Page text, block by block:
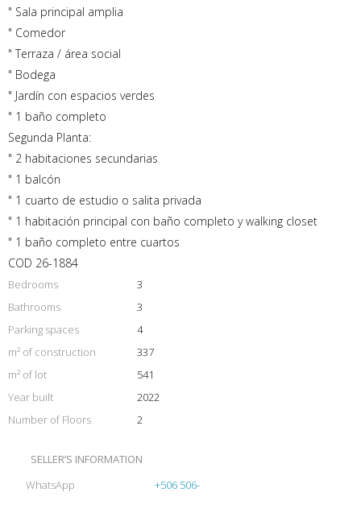
" Sala principal amplia
" Comedor
" Terraza / área social
" Bodega
" Jardín con espacios verdes
" 1 baño completo
Segunda Planta:
" 2 habitaciones secundarias
" 1 balcón
" 1 cuarto de estudio o salita privada
" 1 habitación principal con baño completo y walking closet
" 1 baño completo entre cuartos
COD 26-1884
Bedrooms
3
Bathrooms
3
Parking spaces
4
m² of construction
337
m² of lot
541
Year built
2022
Number of Floors
2
SELLER’S INFORMATION
WhatsApp
+506 506-